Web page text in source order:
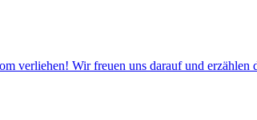
verliehen! Wir freuen uns darauf und erzählen